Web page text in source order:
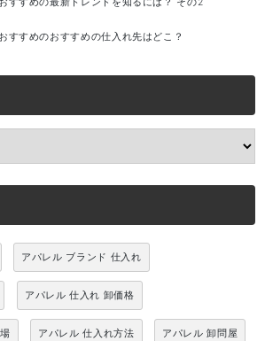
すすめの最新トレンドを知るには？ その2
すすめのおすすめの仕入れ先はどこ？
アパレル ブランド 仕入れ
アパレル 仕入れ 卸価格
アパレル 仕入れ方法 アパレル 卸問屋